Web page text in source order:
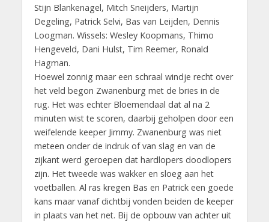
Stijn Blankenagel, Mitch Sneijders, Martijn
Degeling, Patrick Selvi, Bas van Leijden, Dennis
Loogman. Wissels: Wesley Koopmans, Thimo
Hengeveld, Dani Hulst, Tim Reemer, Ronald
Hagman.
Hoewel zonnig maar een schraal windje recht over
het veld begon Zwanenburg met de bries in de
rug. Het was echter Bloemendaal dat al na 2
minuten wist te scoren, daarbij geholpen door een
weifelende keeper Jimmy. Zwanenburg was niet
meteen onder de indruk of van slag en van de
zijkant werd geroepen dat hardlopers doodlopers
zijn. Het tweede was wakker en sloeg aan het
voetballen. Al ras kregen Bas en Patrick een goede
kans maar vanaf dichtbij vonden beiden de keeper
in plaats van het net. Bij de opbouw van achter uit